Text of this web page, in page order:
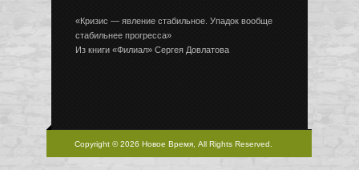
«Кризис — явление стабильное. Упадок вообще
стабильнее прогресса»
Из книги «Филиал» Сергея Довлатова
Copyright © 2026 Новое Время, All Rights Reserved.